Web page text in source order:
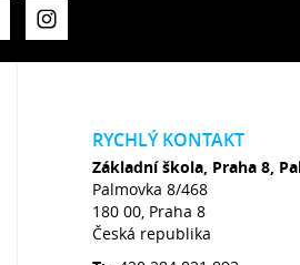
RYCHLÝ KONTAKT
Základní škola, Praha 8,
Palmovka 8/468
180 00, Praha 8
Česká republika